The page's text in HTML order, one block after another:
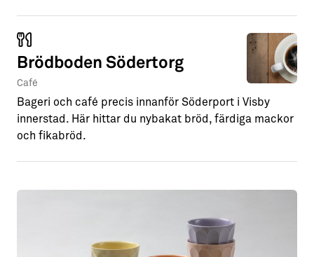
Brödboden Södertorg
Café
Bageri och café precis innanför Söderport i Visby
innerstad. Här hittar du nybakat bröd, färdiga mackor
och fikabröd.